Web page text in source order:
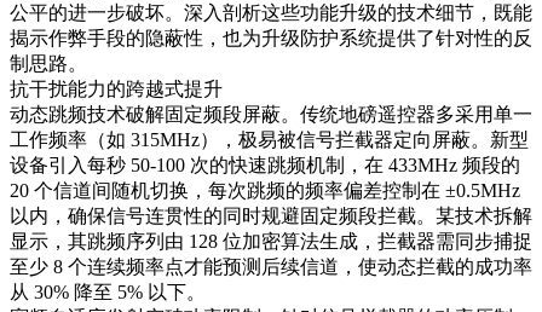
公平的进一步破坏。深入剖析这些功能升级的技术细节，既能
揭示作弊手段的隐蔽性，也为升级防护系统提供了针对性的反
制思路。​
抗干扰能力的跨越式提升​
动态跳频技术破解固定频段屏蔽。传统地磅遥控器多采用单一
工作频率（如 315MHz），极易被信号拦截器定向屏蔽。新型
设备引入每秒 50-100 次的快速跳频机制，在 433MHz 频段的
20 个信道间随机切换，每次跳频的频率偏差控制在 ±0.5MHz
以内，确保信号连贯性的同时规避固定频段拦截。某技术拆解
显示，其跳频序列由 128 位加密算法生成，拦截器需同步捕捉
至少 8 个连续频率点才能预测后续信道，使动态拦截的成功率
从 30% 降至 5% 以下。​